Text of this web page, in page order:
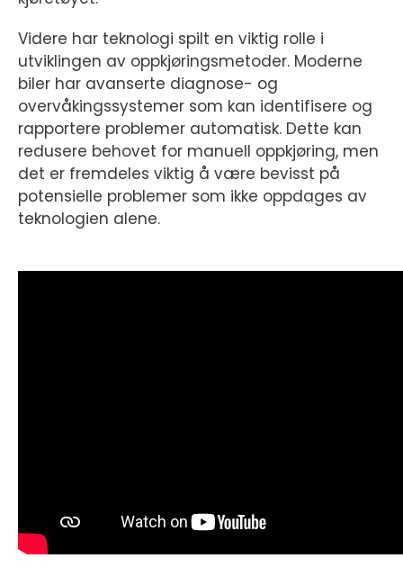
Videre har teknologi spilt en viktig rolle i
utviklingen av oppkjøringsmetoder. Moderne
biler har avanserte diagnose- og
overvåkingssystemer som kan identifisere og
rapportere problemer automatisk. Dette kan
redusere behovet for manuell oppkjøring, men
det er fremdeles viktig å være bevisst på
potensielle problemer som ikke oppdages av
teknologien alene.